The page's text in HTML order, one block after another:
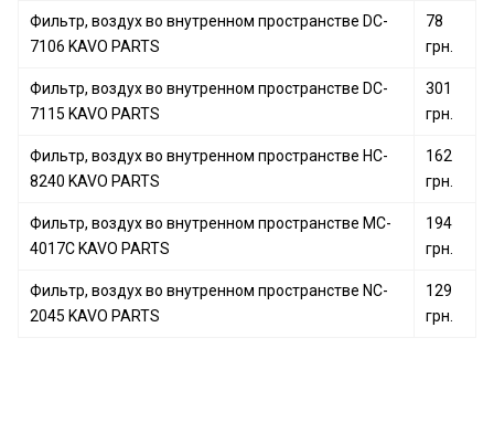
Фильтр, воздух во внутренном пространстве DC-
7106 KAVO PARTS
78
грн.
Фильтр, воздух во внутренном пространстве DC-
7115 KAVO PARTS
301
грн.
Фильтр, воздух во внутренном пространстве HC-
8240 KAVO PARTS
162
грн.
Фильтр, воздух во внутренном пространстве MC-
4017C KAVO PARTS
194
грн.
Фильтр, воздух во внутренном пространстве NC-
2045 KAVO PARTS
129
грн.